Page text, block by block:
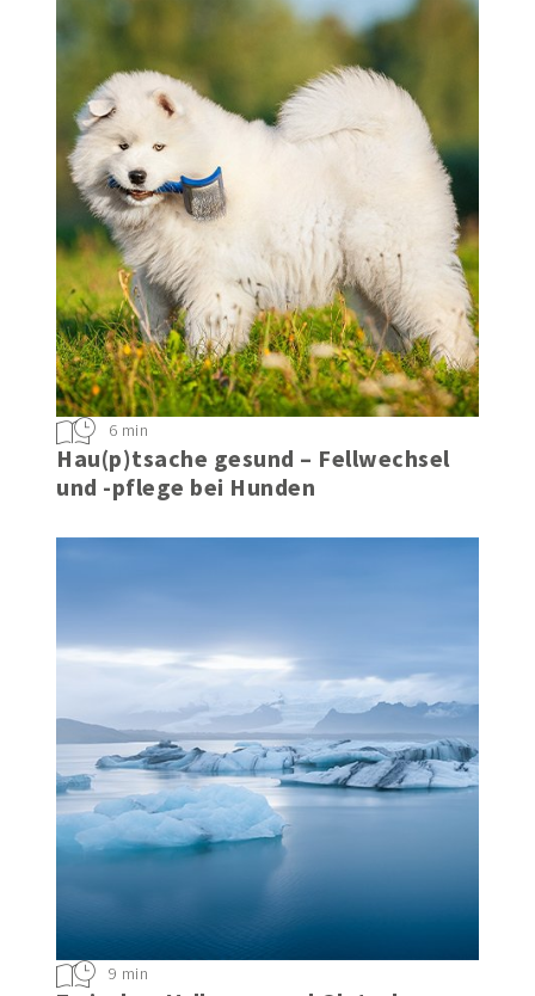
Hau(p)tsache gesund – Fellwechsel
6 min